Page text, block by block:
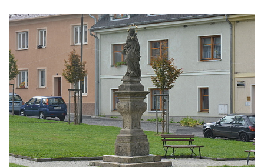
Sousoší Humanoidi na Lannově třídě v
Českých Budějovicích
Pomník Vojtěcha Adalberta Lanny v parku
Na Sadech v Českých Budějovicích
Pomník Přemysla Otakara II. v parku Na
Sadech v Českých Budějovicích
Socha Mateřství v parku Na Sadech v
Českých Budějovicích
Památník Otokara Mokrého v parku Na